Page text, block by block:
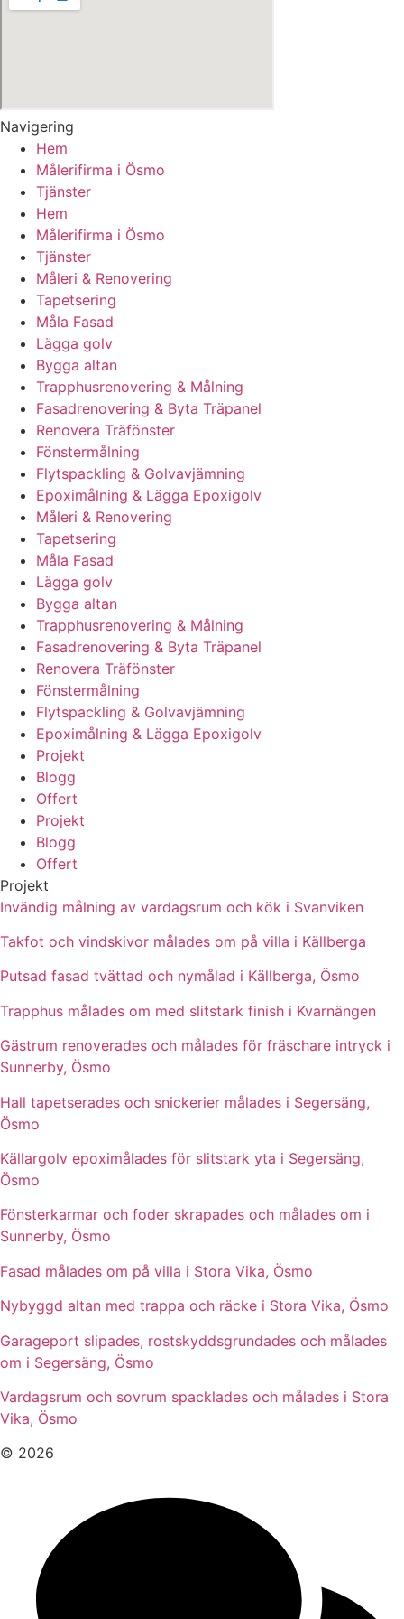
Navigering
Hem
Målerifirma i Ösmo
Tjänster
Hem
Målerifirma i Ösmo
Tjänster
Måleri & Renovering
Tapetsering
Måla Fasad
Lägga golv
Bygga altan
Trapphusrenovering & Målning
Fasadrenovering & Byta Träpanel
Renovera Träfönster
Fönstermålning
Flytspackling & Golvavjämning
Epoximålning & Lägga Epoxigolv
Måleri & Renovering
Tapetsering
Måla Fasad
Lägga golv
Bygga altan
Trapphusrenovering & Målning
Fasadrenovering & Byta Träpanel
Renovera Träfönster
Fönstermålning
Flytspackling & Golvavjämning
Epoximålning & Lägga Epoxigolv
Projekt
Blogg
Offert
Projekt
Blogg
Offert
Projekt
Invändig målning av vardagsrum och kök i Svanviken
Takfot och vindskivor målades om på villa i Källberga
Putsad fasad tvättad och nymålad i Källberga, Ösmo
Trapphus målades om med slitstark finish i Kvarnängen
Gästrum renoverades och målades för fräschare intryck i
Sunnerby, Ösmo
Hall tapetserades och snickerier målades i Segersäng,
Ösmo
Källargolv epoximålades för slitstark yta i Segersäng,
Ösmo
Fönsterkarmar och foder skrapades och målades om i
Sunnerby, Ösmo
Fasad målades om på villa i Stora Vika, Ösmo
Nybyggd altan med trappa och räcke i Stora Vika, Ösmo
Garageport slipades, rostskyddsgrundades och målades
om i Segersäng, Ösmo
Vardagsrum och sovrum spacklades och målades i Stora
Vika, Ösmo
© 2026